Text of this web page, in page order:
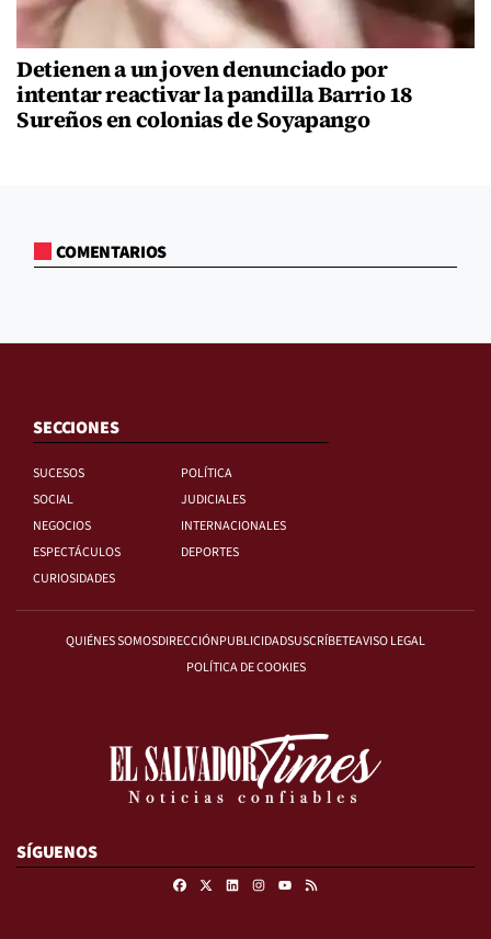
Detienen a un joven denunciado por
intentar reactivar la pandilla Barrio 18
Sureños en colonias de Soyapango
COMENTARIOS
SECCIONES
SUCESOS
POLÍTICA
SOCIAL
JUDICIALES
NEGOCIOS
INTERNACIONALES
ESPECTÁCULOS
DEPORTES
CURIOSIDADES
QUIÉNES SOMOSDIRECCIÓNPUBLICIDADSUSCRÍBETEAVISO LEGAL
POLÍTICA DE COOKIES
SÍGUENOS
FacebookLinkedinInstagram